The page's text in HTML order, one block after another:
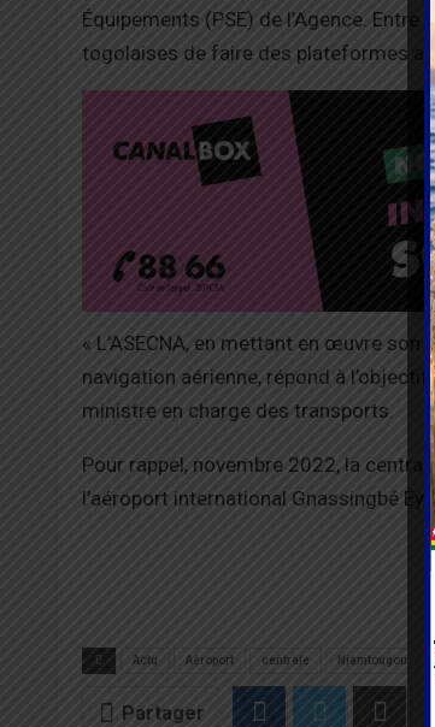
Équipements (PSE) de l’Agence. Entre
togolaises de faire des plateformes
« L’ASECNA, en mettant en œuvre son
navigation aérienne, répond à
ministre en charge des transports.
Pour rappel, novembre 2022, la
l’aéroport international Gnassingbé
La
Actu Aéroport centrale Niamtougou
Partager